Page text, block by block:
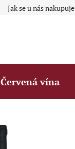
Jak se u nás nakupuje
Červená vína